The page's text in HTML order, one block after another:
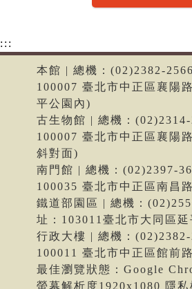
:::
本館 | 總機：(02)2382-
100007 臺北市中正區襄陽
平公園內)
古生物館 | 總機：(02)2314-
100007 臺北市中正區襄陽
斜對面)
南門館 | 總機：(02)2397-
100035 臺北市中正區南昌
鐵道部園區 | 總機：
址：103011臺北市大同區
行政大樓 | 總機：(02)2382-
100011 臺北市中正區館前
最佳瀏覽狀態：Google
螢幕解析度1920x1080 隱